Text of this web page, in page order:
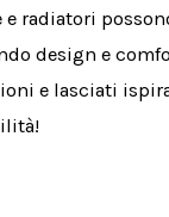
radiatori
design e
e lasciati